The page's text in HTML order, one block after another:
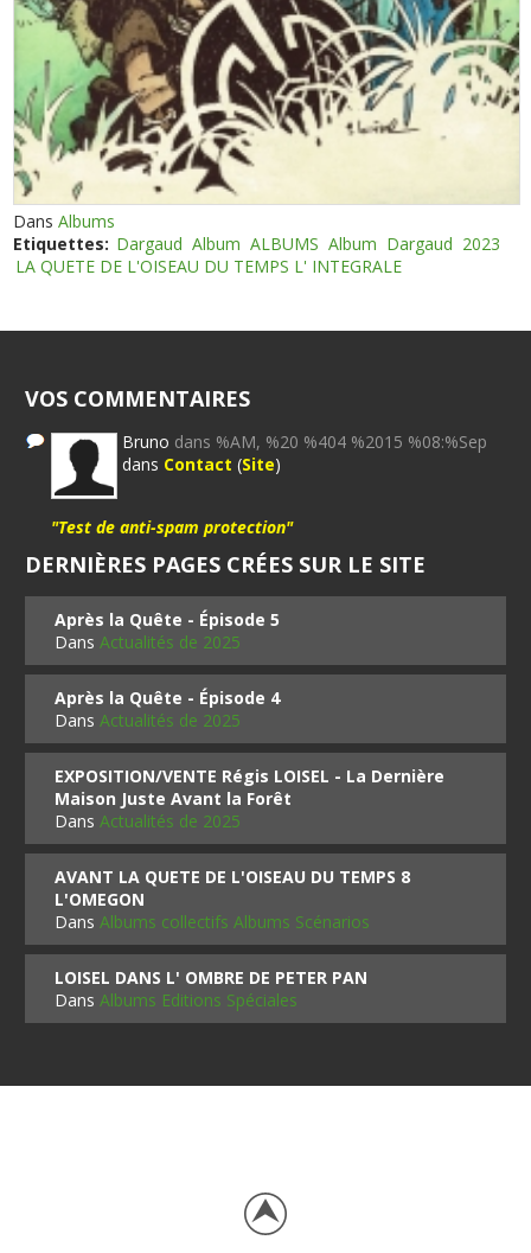
DansAlbums
Etiquettes: Dargaud Album ALBUMS Album Dargaud 2023
LA QUETE DE L'OISEAU DU TEMPS L' INTEGRALE
VOS COMMENTAIRES
Bruno dans %AM, %20 %404 %2015 %08:%Sep
dans Contact (Site)
"Test de anti-spam protection"
DERNIÈRES PAGES CRÉES SUR LE SITE
Après la Quête - Épisode 5
DansActualités de 2025
Après la Quête - Épisode 4
DansActualités de 2025
EXPOSITION/VENTE Régis LOISEL - La Dernière
Maison Juste Avant la Forêt
DansActualités de 2025
AVANT LA QUETE DE L'OISEAU DU TEMPS 8
L'OMEGON
DansAlbums collectifs Albums Scénarios
LOISEL DANS L' OMBRE DE PETER PAN
DansAlbums Editions Spéciales